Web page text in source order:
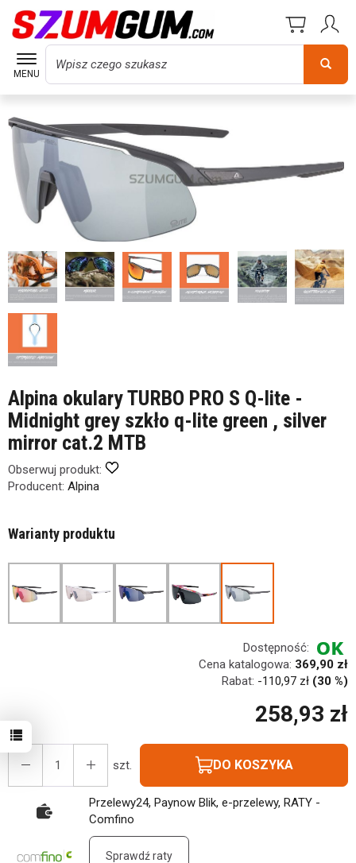
MENU
Wyszukaj
Alpina okulary TURBO PRO S Q-lite -
Midnight grey szkło q-lite green , silver
mirror cat.2 MTB
Obserwuj produkt:
Producent: Alpina
Warianty produktu
Dostępność:
Cena katalogowa: 369,90 zł
Rabat: -110,97 zł (30 %)
258,93 zł
szt. DO KOSZYKA
Przelewy24, Paynow Blik, e-przelewy, RATY -
Comfino
Sprawdź raty